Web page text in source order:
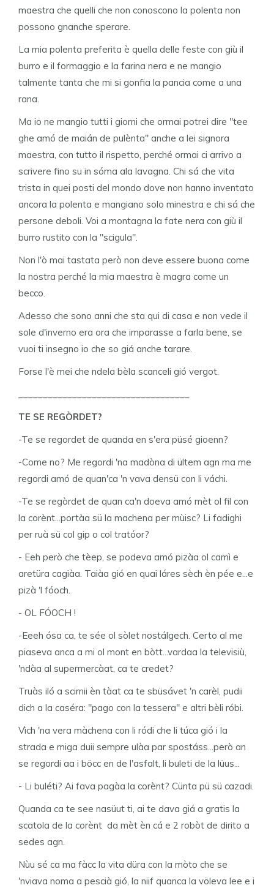
maestra che quelli che non conoscono la polenta non
possono gnanche sperare.
La mia polenta preferita è quella delle feste con giù il
burro e il formaggio e la farina nera e ne mangio
talmente tanta che mi si gonfia la pancia come a una
rana.
Ma io ne mangio tutti i giorni che ormai potrei dire "tee
ghe amó de maián de pulènta" anche a lei signora
maestra, con tutto il rispetto, perché ormai ci arrivo a
scrivere fino su in sóma ala lavagna. Chi sá che vita
trista in quei posti del mondo dove non hanno inventato
ancora la polenta e mangiano solo minestra e chi sá che
persone deboli. Voi a montagna la fate nera con giù il
burro rustito con la "scigula".
Non l'ò mai tastata però non deve essere buona come
la nostra perché la mia maestra è magra come un
becco.
Adesso che sono anni che sta qui di casa e non vede il
sole d'inverno era ora che imparasse a farla bene, se
vuoi ti insegno io che so giá anche tarare.
Forse l'è mei che ndela bèla scanceli gió vergot.
TE SE REGÒRDET?
-Te se regordet de quanda en s'era püsé gioenn?
-Come no? Me regordi 'na madòna di ültem agn ma me
regordi amó de quan'ca 'n vava densü con li váchi.
-Te se regòrdet de quan ca'n doeva amó mèt ol fil con
la corènt...portàa sü la machena per mùisc? Li fadighi
per ruà sü col gip o col tratóor?
- Eeh però che tèep, se podeva amó pizàa ol camì e
aretüra cagiàa. Taiàa gió en quai láres sèch èn pée e...e
pizà 'l fóoch.
- OL FÓOCH !
-Eeeh ósa ca, te sée ol sòlet nostálgech. Certo al me
piaseva anca a mi ol mont en bòtt...vardaa la televisiù,
'ndàa al supermercàat, ca te credet?
Truàs iló a scirnii èn tàat ca te sbüsávet 'n carèl, pudii
dich a la caséra: "pago con la tessera" e altri bèli róbi.
Vìch 'na vera màchena con li ródi che li túca gió i la
strada e miga duii sempre ulàa par spostáss...però an
se regordi aa i böcc en de l'asfalt, li buleti de la lüus...
- Li buléti? Ai fava pagàa la corènt? Cünta pü sü cazadi.
Quanda ca te see nasüut ti, ai te dava giá a gratis la
scatola de la corènt da mèt èn cá e 2 robòt de dirito a
sedes agn.
Nùu sé ca ma fàcc la vita düra con la mòto che se
'nviava noma a pescià gió, la niif quanca la völeva lee e i